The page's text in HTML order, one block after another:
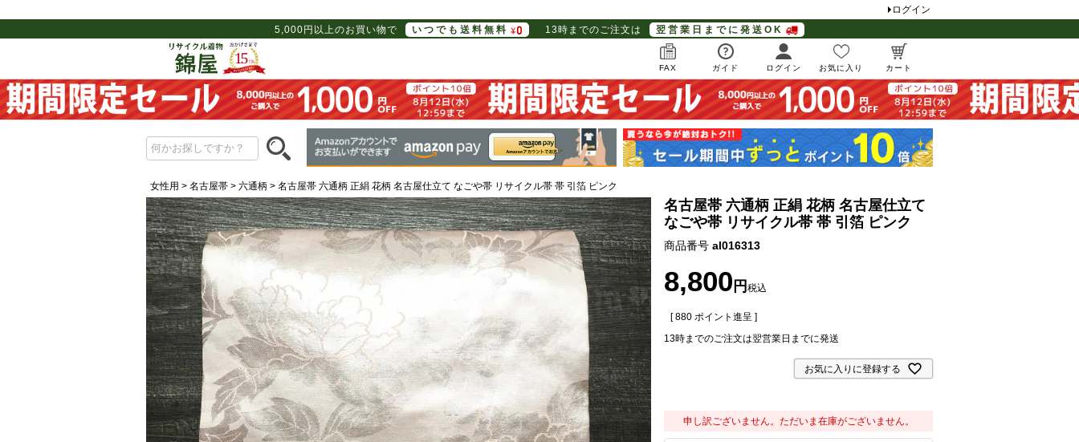
ログイン
5,000円以上のお買い物で
いつでも送料無料 13時までのご注文は 翌営業日までに発送OK
FAX ガイド ログイン お気に入り カート
女性用 名古屋帯 六通柄 名古屋帯 六通柄 正絹 花柄 名古屋仕立て なごや帯 リサイクル帯 帯 引箔 ピンク
名古屋帯 六通柄 正絹 花柄 名古屋仕立て
なごや帯 リサイクル帯 帯 引箔 ピンク
商品番号 al016313
8,800 税込
[ 880 ポイント進呈 ]
13時までのご注文は翌営業日までに発送
お気に入りに登録する
申し訳ございません。ただいま在庫がございません。